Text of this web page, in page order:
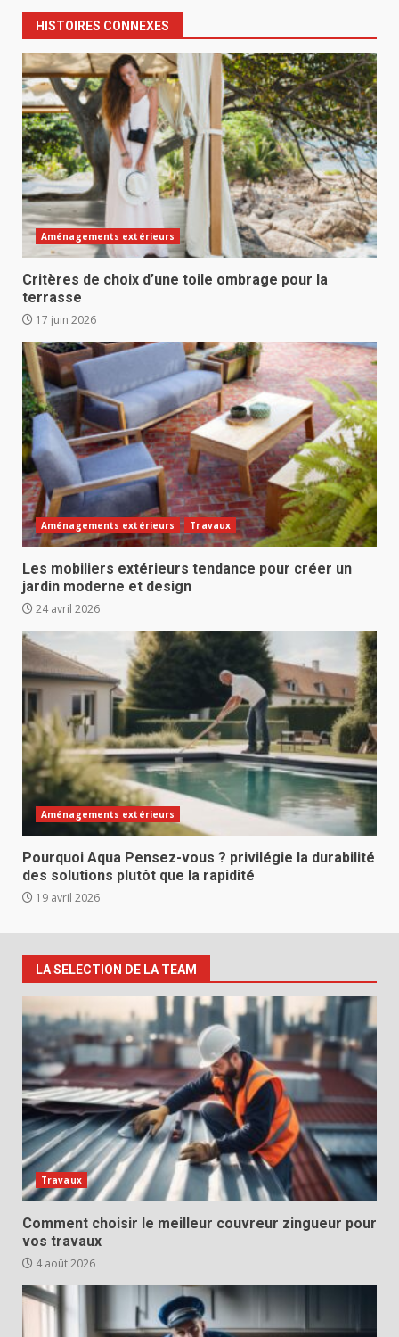
HISTOIRES CONNEXES
Aménagements extérieurs
Critères de choix d’une toile ombrage pour la
terrasse
17 juin 2026
Aménagements extérieurs Travaux
Les mobiliers extérieurs tendance pour créer un
jardin moderne et design
24 avril 2026
Aménagements extérieurs
Pourquoi Aqua Pensez-vous ? privilégie la durabilité
des solutions plutôt que la rapidité
19 avril 2026
LA SELECTION DE LA TEAM
Travaux
Comment choisir le meilleur couvreur zingueur pour
vos travaux
4 août 2026